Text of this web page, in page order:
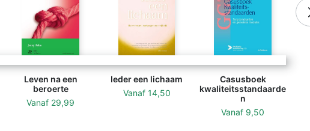
Leven na een
beroerte
Vanaf 29,99
Ieder een lichaam
Vanaf 14,50
Casusboek
kwaliteitsstandaarde
n
Vanaf 9,50